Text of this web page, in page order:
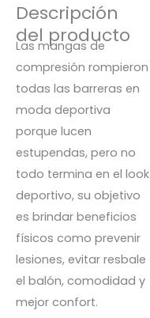
Descripción
del producto
Las mangas de
compresión rompieron
todas las barreras en
moda deportiva
porque lucen
estupendas, pero no
todo termina en el look
deportivo, su objetivo
es brindar beneficios
físicos como prevenir
lesiones, evitar resbale
el balón, comodidad y
mejor confort.